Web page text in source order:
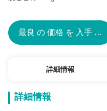
最良 の 価格 を 入手 する
詳細情報
詳細情報